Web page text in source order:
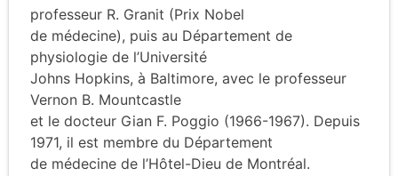
professeur R. Granit (Prix Nobel
de médecine), puis au Département de
physiologie de l’Université
Johns Hopkins, à Baltimore, avec le professeur
Vernon B. Mountcastle
et le docteur Gian F. Poggio (1966-1967). Depuis
1971, il est membre du Département
de médecine de l’Hôtel-Dieu de Montréal.